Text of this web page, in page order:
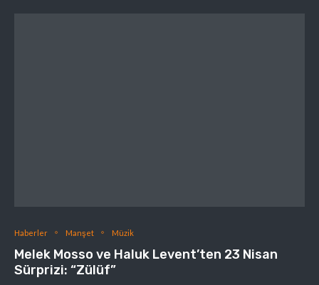
Haberler Manşet Müzik
Melek Mosso ve Haluk Levent’ten 23 Nisan
Sürprizi: “Zülüf”